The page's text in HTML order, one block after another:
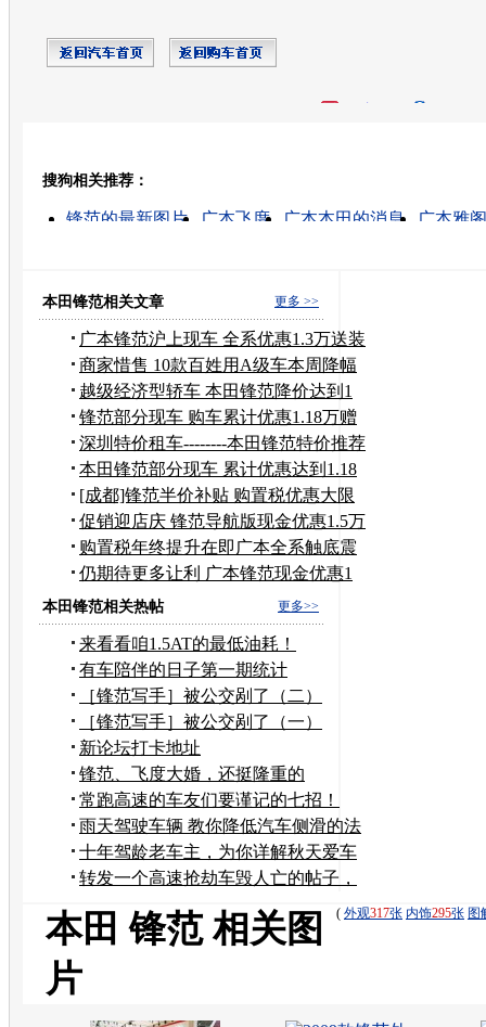
搜狗相关推荐：
锋范的最新图片 广本飞度 广本本田的消息
广本雅阁
更多 >>
本田锋范相关文章
广本锋范沪上现车 全系优惠1.3万送装
潢
商家惜售 10款百姓用A级车本周降幅
一览
越级经济型轿车 本田锋范降价达到1
万元
锋范部分现车 购车累计优惠1.18万赠
装具
深圳特价租车--------本田锋范特价推荐
本田锋范部分现车 累计优惠达到1.18
万
[成都]锋范半价补贴 购置税优惠大限
将至
促销迎店庆 锋范导航版现金优惠1.5万
元
购置税年终提升在即广本全系触底震
撼价
仍期待更多让利 广本锋范现金优惠1
万元
更多>>
本田锋范相关热帖
来看看咱1.5AT的最低油耗！
有车陪伴的日子第一期统计
［锋范写手］被公交剐了（二）
［锋范写手］被公交剐了（一）
新论坛打卡地址
锋范、飞度大婚，还挺隆重的
常跑高速的车友们要谨记的七招！
（转的）
雨天驾驶车辆 教你降低汽车侧滑的法
宝
十年驾龄老车主，为你详解秋天爱车
保养5大要点
转发一个高速抢劫车毁人亡的帖子，
( 外观317张 内饰295张 图
本田 锋范 相关图
片